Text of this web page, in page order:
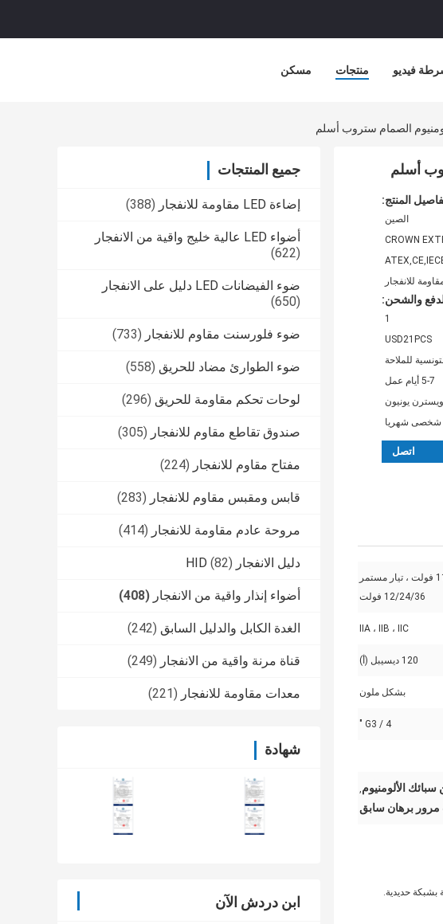
مسكن منتجات فيديو
جميع المنتجات
إضاءة LED مقاومة للانفجار (388)
أضواء LED عالية خليج واقية من الانفجار
(622)
ضوء الفيضانات LED دليل على الانفجار
(650)
ضوء فلورسنت مقاوم للانفجار (733)
ضوء الطوارئ مضاد للحريق (558)
لوحات تحكم مقاومة للحريق (296)
صندوق تقاطع مقاوم للانفجار (305)
مفتاح مقاوم للانفجار (224)
قابس ومقبس مقاوم للانفجار (283)
مروحة عادم مقاومة للانفجار (414)
دليل الانفجار HID (82)
أضواء إنذار واقية من الانفجار (408)
الغدة الكابل والدليل السابق (242)
قناة مرنة واقية من الانفجار (249)
معدات مقاومة للانفجار (221)
شهادة
ابن دردش الآن
المنتج:
الصين
CROWN
والشحن:
1
USD21PCS
5-7 أيام عمل
يونيون
اتصل
تيار متردد 110/220 فولت ، تيار مستمر
12/24/36 فولت
IIA ، IIB ، IIC
120 ديسيبل (أ)
بشكل ملون
G3 / 4 "
,